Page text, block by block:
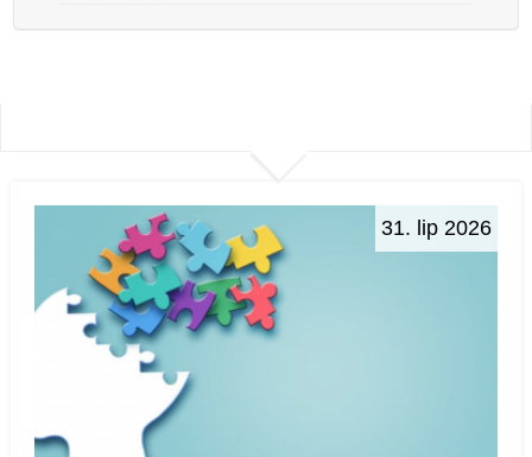
31. lip 2026